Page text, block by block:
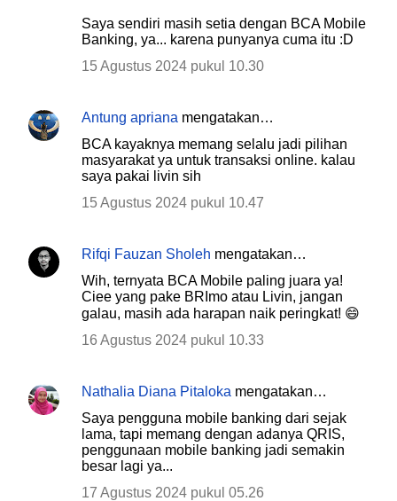
Saya sendiri masih setia dengan BCA Mobile
Banking, ya... karena punyanya cuma itu :D
15 Agustus 2024 pukul 10.30
Antung apriana mengatakan…
BCA kayaknya memang selalu jadi pilihan
masyarakat ya untuk transaksi online. kalau
saya pakai livin sih
15 Agustus 2024 pukul 10.47
Rifqi Fauzan Sholeh mengatakan…
Wih, ternyata BCA Mobile paling juara ya!
Ciee yang pake BRImo atau Livin, jangan
galau, masih ada harapan naik peringkat! 😄
16 Agustus 2024 pukul 10.33
Nathalia Diana Pitaloka mengatakan…
Saya pengguna mobile banking dari sejak
lama, tapi memang dengan adanya QRIS,
penggunaan mobile banking jadi semakin
besar lagi ya...
17 Agustus 2024 pukul 05.26